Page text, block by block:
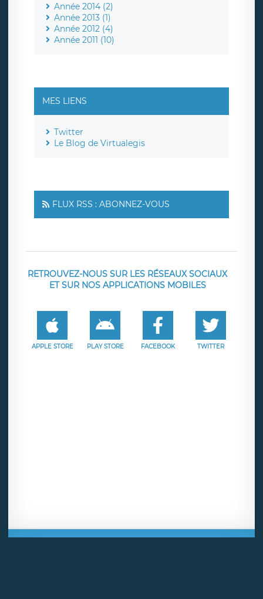
Année 2014 (2)
Année 2013 (1)
Année 2012 (4)
Année 2011 (10)
MES LIENS
Twitter
Le Blog de Virtualegis
FLUX RSS : ABONNEZ-VOUS
RETROUVEZ-NOUS SUR LES RÉSEAUX SOCIAUX
ET SUR NOS APPLICATIONS MOBILES
APPLE STORE PLAY STORE FACEBOOK TWITTER